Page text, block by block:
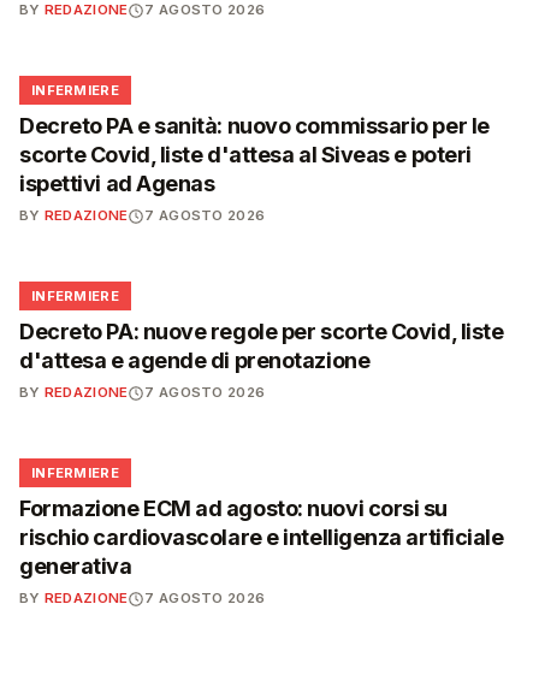
BY REDAZIONE 7 AGOSTO 2026
🩺
INFERMIERE
Decreto PA e sanità: nuovo commissario per le
scorte Covid, liste d'attesa al Siveas e poteri
ispettivi ad Agenas
BY REDAZIONE 7 AGOSTO 2026
🩺
INFERMIERE
Decreto PA: nuove regole per scorte Covid, liste
d'attesa e agende di prenotazione
BY REDAZIONE 7 AGOSTO 2026
🩺
INFERMIERE
Formazione ECM ad agosto: nuovi corsi su
rischio cardiovascolare e intelligenza artificiale
generativa
BY REDAZIONE 7 AGOSTO 2026